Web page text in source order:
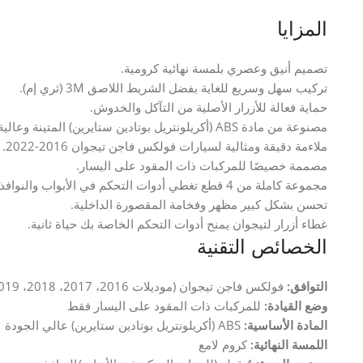
المزايا
تصميم أنيق وعصري بلمسة نهائية كرومية.
تركيب سهل وسريع للغاية بفضل الشريط اللاصق 3M (ثري إم).
حماية فعالة للأزرار الأصلية من التآكل والخدوش.
مصنوعة من مادة ABS (أكريلونتريل بوتادين ستايرين) المتينة وعالية الجودة لعمر افتراضي طويل.
ملاءمة دقيقة ومثالية لسيارات فولكس فاجن تيجوان 2016-2022.
مصممة خصيصًا للمركبات ذات المقود على اليسار.
مجموعة كاملة من 4 قطع تغطي أدوات التحكم في الأبواب والنوافذ وصندوق الأمتعة.
تحسن بشكل كبير مظهر وفخامة المقصورة الداخلية.
غطاء أزرار لتيجوان يمنح أدوات التحكم الخاصة بك حياة ثانية.
الخصائص التقنية
التوافق: فولكس فاجن تيجوان (موديلات 2016، 2017، 2018، 2019، 2020، 2021، 2022)
وضع القيادة: للمركبات ذات المقود على اليسار فقط
المادة الأساسية: ABS (أكريلونتريل بوتادين ستايرين) عالي الجودة
اللمسة النهائية: كروم لامع